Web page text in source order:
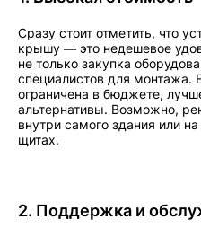
Сразу стоит отметить, что
крышу — это недешевое
не только закупка
специалистов для монтажа.
ограничена в бюджете,
альтернативы. Возможно,
внутри самого здания или
щитах.
2. Поддержка и